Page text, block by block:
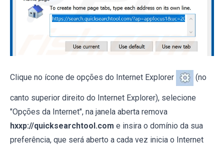
Clique no ícone de opções do Internet Explorer (no
canto superior direito do Internet Explorer), selecione
"Opções da Internet", na janela aberta remova
hxxp://quicksearchtool.com e insira o domínio da sua
preferência, que será aberto a cada vez inicia o Internet